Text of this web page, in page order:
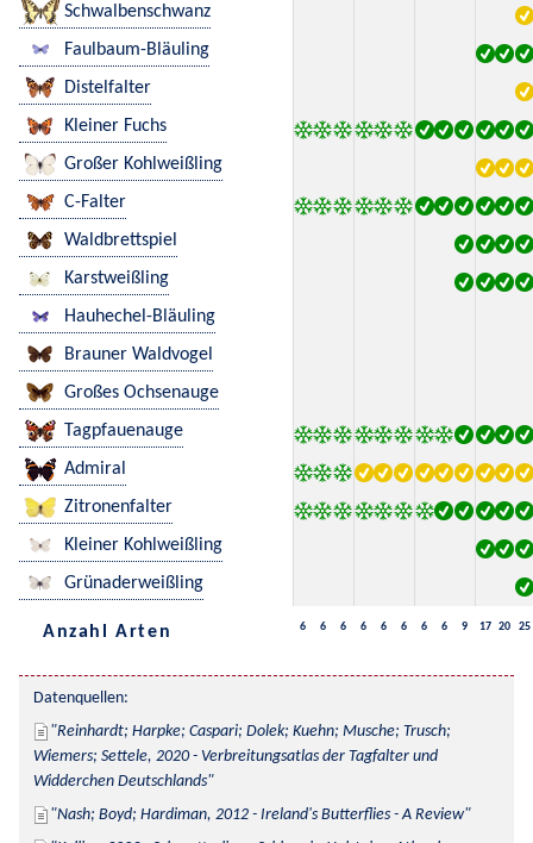
Schwalbenschwanz
Faulbaum-Bläuling
Distelfalter
Kleiner Fuchs
Großer Kohlweißling
C-Falter
Waldbrettspiel
Karstweißling
Hauhechel-Bläuling
Brauner Waldvogel
Großes Ochsenauge
Tagpfauenauge
Admiral
Zitronenfalter
Kleiner Kohlweißling
Grünaderweißling
Anzahl Arten 6 6 6 6 6 6 6 6 9 17 20 25
Datenquellen:
Reinhardt; Harpke; Caspari; Dolek; Kuehn; Musche; Trusch;
Wiemers; Settele, 2020 - Verbreitungsatlas der Tagfalter und
Widderchen Deutschlands
Nash; Boyd; Hardiman, 2012 - Ireland's Butterflies - A Review